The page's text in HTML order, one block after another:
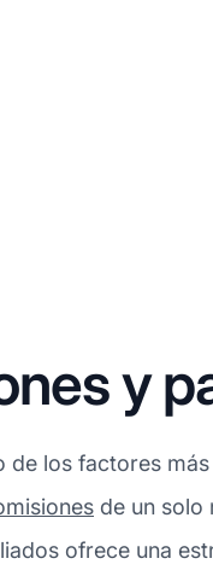
y
de los factores
de un solo
ofrece una